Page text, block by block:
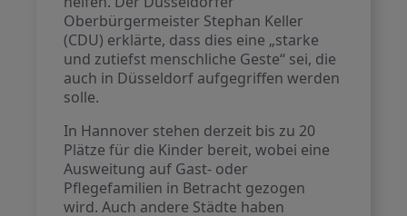
Oberbürgermeister Stephan Keller
(CDU) erklärte, dass dies eine „starke
und zutiefst menschliche Geste“ sei, die
auch in Düsseldorf aufgegriffen werden
solle.
In Hannover stehen derzeit bis zu 20
Plätze für die Kinder bereit, wobei eine
Ausweitung auf Gast- oder
Pflegefamilien in Betracht gezogen
wird. Auch andere Städte haben